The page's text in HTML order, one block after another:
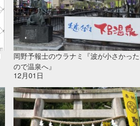
岡野予報士のウラナミ『波が小さかった
ので温泉へ』
12月01日